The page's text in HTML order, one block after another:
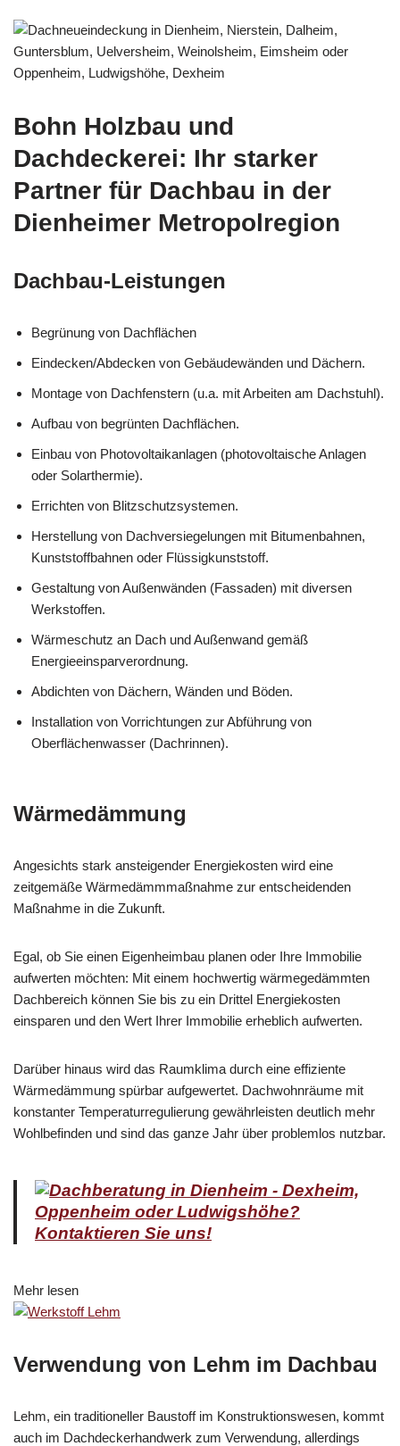
Bohn Holzbau und
Dachdeckerei: Ihr starker
Partner für Dachbau in der
Dienheimer Metropolregion
Dachbau-Leistungen
Begrünung von Dachflächen
Eindecken/Abdecken von Gebäudewänden und Dächern.
Montage von Dachfenstern (u.a. mit Arbeiten am Dachstuhl).
Aufbau von begrünten Dachflächen.
Einbau von Photovoltaikanlagen (photovoltaische Anlagen
oder Solarthermie).
Errichten von Blitzschutzsystemen.
Herstellung von Dachversiegelungen mit Bitumenbahnen,
Kunststoffbahnen oder Flüssigkunststoff.
Gestaltung von Außenwänden (Fassaden) mit diversen
Werkstoffen.
Wärmeschutz an Dach und Außenwand gemäß
Energieeinsparverordnung.
Abdichten von Dächern, Wänden und Böden.
Installation von Vorrichtungen zur Abführung von
Oberflächenwasser (Dachrinnen).
Wärmedämmung
Angesichts stark ansteigender Energiekosten wird eine
zeitgemäße Wärmedämmmaßnahme zur entscheidenden
Maßnahme in die Zukunft.
Egal, ob Sie einen Eigenheimbau planen oder Ihre Immobilie
aufwerten möchten: Mit einem hochwertig wärmegedämmten
Dachbereich können Sie bis zu ein Drittel Energiekosten
einsparen und den Wert Ihrer Immobilie erheblich aufwerten.
Darüber hinaus wird das Raumklima durch eine effiziente
Wärmedämmung spürbar aufgewertet. Dachwohnräume mit
konstanter Temperaturregulierung gewährleisten deutlich mehr
Wohlbefinden und sind das ganze Jahr über problemlos nutzbar.
Mehr lesen
Verwendung von Lehm im Dachbau
Lehm, ein traditioneller Baustoff im Konstruktionswesen, kommt
auch im Dachdeckerhandwerk zum Verwendung, allerdings